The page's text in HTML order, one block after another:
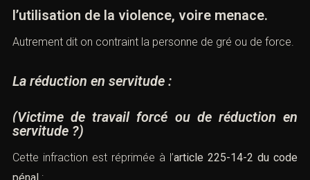
l’utilisation de la violence, voire menace.
Autrement dit on contraint la personne de gré ou de force.
La réduction en servitude :
(Victime de travail forcé ou de réduction en
servitude ?)
Cette infraction est réprimée à l’article 225-14-2 du code